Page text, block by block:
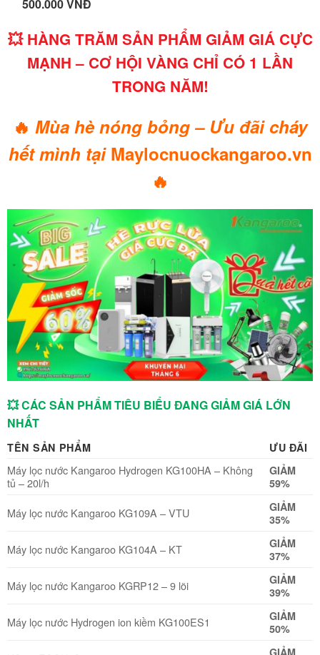
500.000 VNĐ
💥 HÀNG TRĂM SẢN PHẨM GIẢM GIÁ CỰC
MẠNH – CƠ HỘI VÀNG CHỈ CÓ 1 LẦN
TRONG NĂM!
🔥 Mùa hè nóng bỏng – Ưu đãi cháy
hết mình tại Maylocnuockangaroo.vn
🔥
💥 CÁC SẢN PHẨM TIÊU BIỂU ĐANG GIẢM GIÁ LỚN
NHẤT
TÊN SẢN PHẨM ƯU ĐÃI
Máy lọc nước Kangaroo Hydrogen KG100HA – Không
tủ – 20l/h
GIẢM
59%
Máy lọc nước Kangaroo KG109A – VTU
GIẢM
35%
Máy lọc nước Kangaroo KG104A – KT
GIẢM
37%
Máy lọc nước Kangaroo KGRP12 – 9 lõi
GIẢM
39%
Máy lọc nước Hydrogen ion kiềm KG100ES1
GIẢM
50%
GIẢM